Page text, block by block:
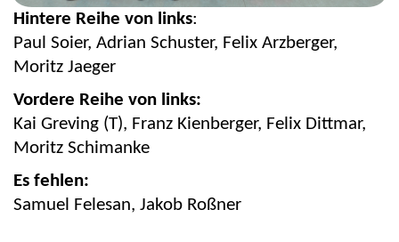
Hintere Reihe von links:
Paul Soier, Adrian Schuster, Felix Arzberger,
Moritz Jaeger
Vordere Reihe von links:
Kai Greving (T), Franz Kienberger, Felix Dittmar,
Moritz Schimanke
Es fehlen:
Samuel Felesan, Jakob Roßner